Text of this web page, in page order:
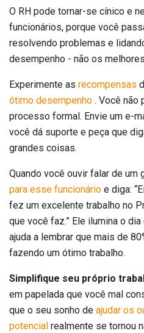
O RH pode tornar-se cínico e
funcionários, porque você
resolvendo problemas e
desempenho - não os
Experimente as recompensas
ótimo desempenho . Você não
processo formal. Envie um e-
você dá suporte e peça que
grandes coisas.
Quando você ouvir falar de um
para esse funcionário e diga:
fez um excelente trabalho no
que você faz.” Ele ilumina o
ajuda a lembrar que mais de
fazendo um ótimo trabalho.
Simplifique seu próprio
em papelada que você mal
que o seu sonho de ajudar os
potencial realmente se tornou